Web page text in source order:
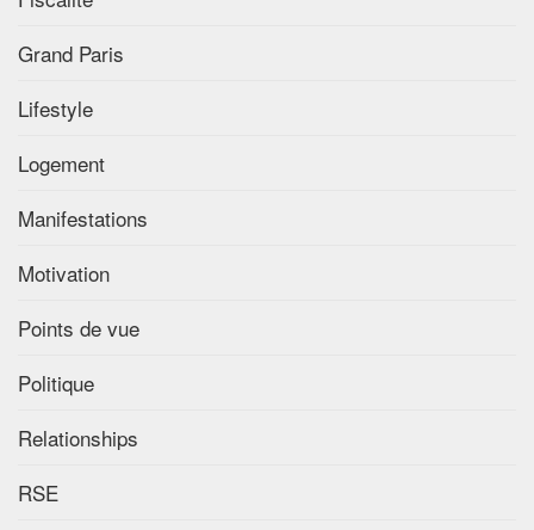
Grand Paris
Lifestyle
Logement
Manifestations
Motivation
Points de vue
Politique
Relationships
RSE